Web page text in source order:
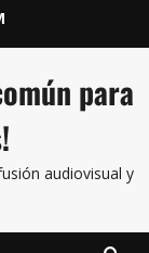
para
audiovisual y